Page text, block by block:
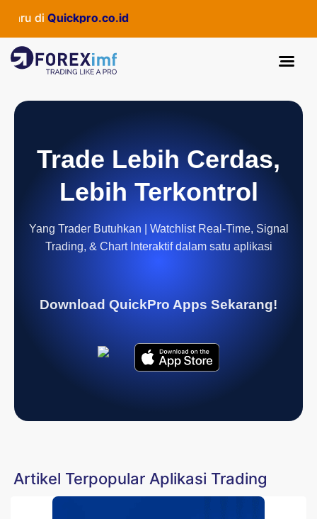
di Quickpro.co.id
Trade Lebih Cerdas,
Lebih Terkontrol
Yang Trader Butuhkan | Watchlist Real-Time, Signal
Trading, & Chart Interaktif dalam satu aplikasi
Download QuickPro Apps Sekarang!
Artikel Terpopular Aplikasi Trading